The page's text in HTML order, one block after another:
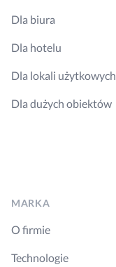
Dla biura
Dla hotelu
Dla lokali użytkowych
Dla dużych obiektów
MARKA
O firmie
Technologie